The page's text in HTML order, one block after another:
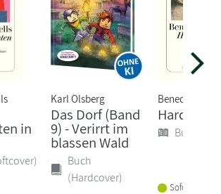
in
Karl Olsberg
Das Dorf (Band
9) - Verirrt im
blassen Wald
Buch
(Hardcover)
Benedict Wells
Hard Land
Buch
Sofort